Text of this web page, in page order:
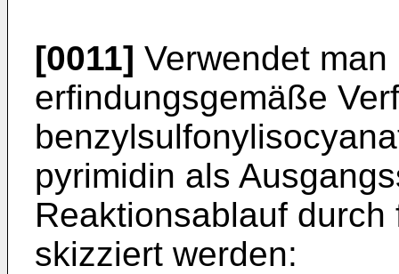
[0011] Verwendet
erfindungsgemäße
pyrimidin als
Reaktionsablauf
skizziert werden: